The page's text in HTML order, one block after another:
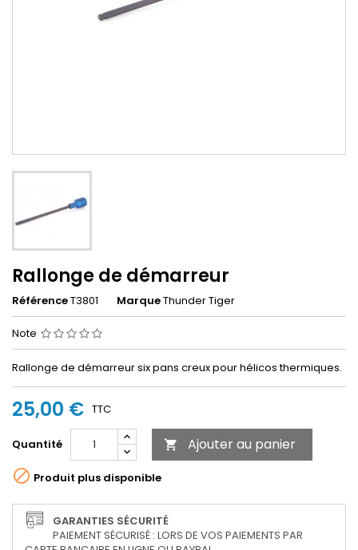
Rallonge de démarreur
RéférenceT3801 MarqueThunder Tiger
Note
Rallonge de démarreur six pans creux pour hélicos thermiques.
25,00 € TTC
Quantité  Ajouter au panier
 Produit plus disponible
GARANTIES SÉCURITÉ
PAIEMENT SÉCURISÉ : LORS DE VOS PAIEMENTS PAR